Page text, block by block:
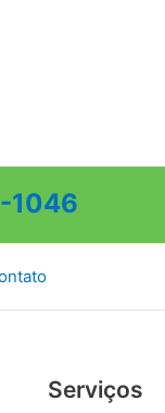
1046
Serviços